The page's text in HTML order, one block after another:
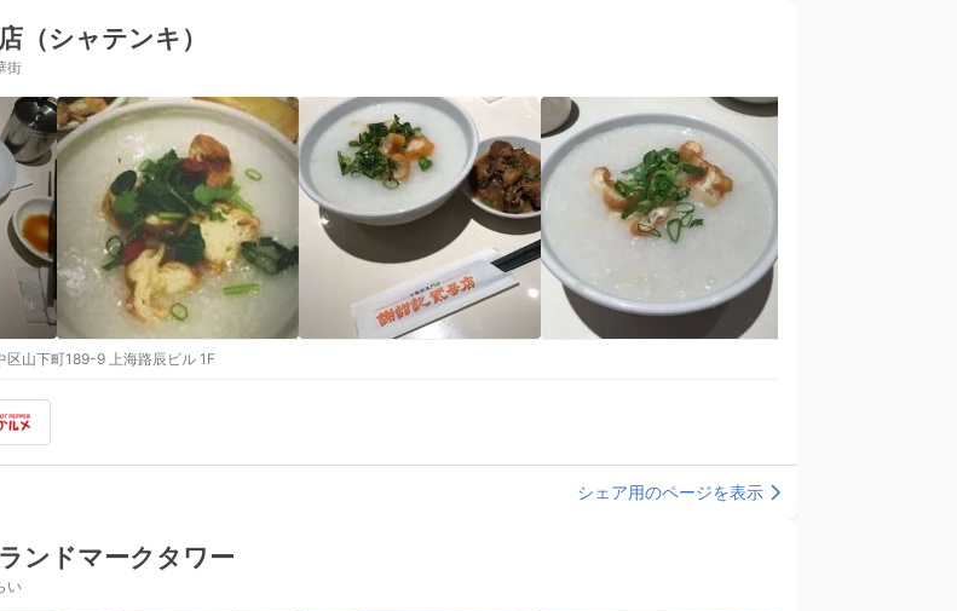
（シャテンキ）
街
区山下町189-9 上海路辰ビル 1F
シェア用のページを表示
ンドマークタワー
い